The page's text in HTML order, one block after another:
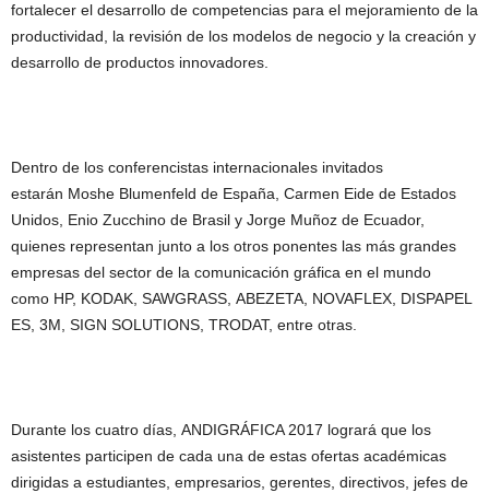
fortalecer el desarrollo de competencias para el mejoramiento de la
productividad, la revisión de los modelos de negocio y la creación y
desarrollo de productos innovadores.
Dentro de los conferencistas internacionales invitados
estarán Moshe Blumenfeld de España, Carmen Eide de Estados
Unidos, Enio Zucchino de Brasil y Jorge Muñoz de Ecuador,
quienes representan junto a los otros ponentes las más grandes
empresas del sector de la comunicación gráfica en el mundo
como HP, KODAK, SAWGRASS, ABEZETA, NOVAFLEX, DISPAPEL
ES, 3M, SIGN SOLUTIONS, TRODAT, entre otras.
Durante los cuatro días, ANDIGRÁFICA 2017 logrará que los
asistentes participen de cada una de estas ofertas académicas
dirigidas a estudiantes, empresarios, gerentes, directivos, jefes de